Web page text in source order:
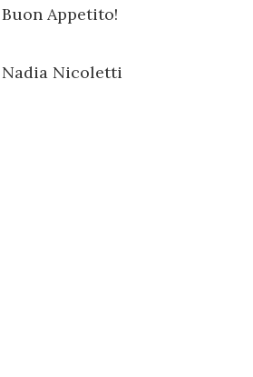
Buon Appetito!
Nadia Nicoletti